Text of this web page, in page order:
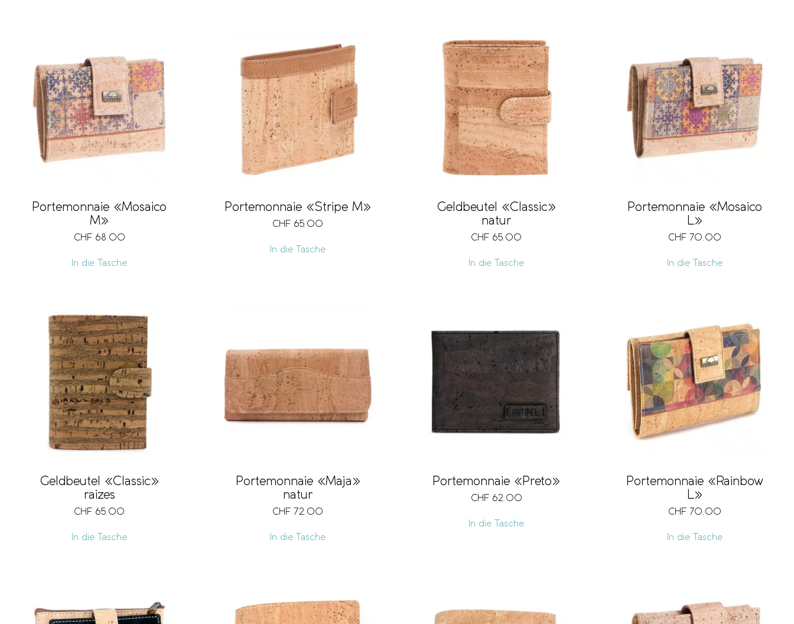
Portemonnaie «Mosaico
M»
CHF 68.00
In die Tasche
Portemonnaie «Stripe M»
CHF 65.00
In die Tasche
Geldbeutel «Classic»
natur
CHF 65.00
In die Tasche
Portemonnaie «Mosaico
L»
CHF 70.00
In die Tasche
Geldbeutel «Classic»
raizes
CHF 65.00
In die Tasche
Portemonnaie «Maja»
natur
CHF 72.00
In die Tasche
Portemonnaie «Preto»
CHF 62.00
In die Tasche
Portemonnaie «Rainbow
L»
CHF 70.00
In die Tasche